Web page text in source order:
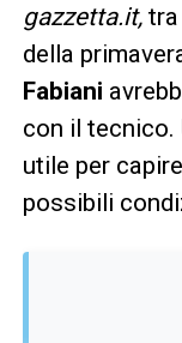
gazzetta.it,tra
della
Fabiani
con il tecnico.
utile per
possibili